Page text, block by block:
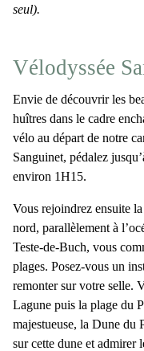
seul).
Vélodyssée
Envie de découvrir les
huîtres dans le cadre
vélo au départ de notre
Sanguinet, pédalez
environ 1H15.
Vous rejoindrez ensuite la
nord, parallèlement à
Teste-de-Buch, vous
plages. Posez-vous un
remonter sur votre selle.
Lagune puis la plage du
majestueuse, la Dune du
sur cette dune et admirer